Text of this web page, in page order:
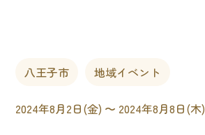
八王子市 地域イベント
2024年8月2日(金) 〜 2024年8月8日(木)